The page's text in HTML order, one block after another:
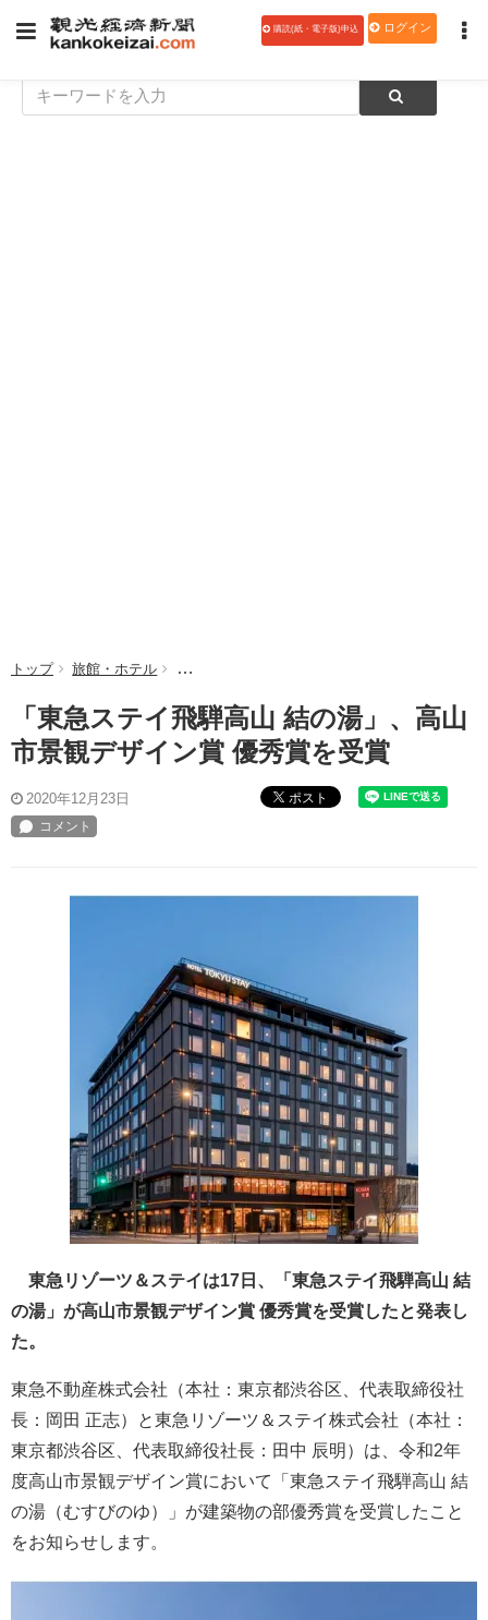
購読(紙・電子版)申込 ログイン
トップ 旅館・ホテル 「東急ステイ飛騨高山 結の湯」、高山市景観デ
「東急ステイ飛騨高山 結の湯」、高山
市景観デザイン賞 優秀賞を受賞
2020年12月23日 ポスト
東急リゾーツ＆ステイは17日、「東急ステイ飛騨高山 結
の湯」が高山市景観デザイン賞 優秀賞を受賞したと発表し
た。
東急不動産株式会社（本社：東京都渋谷区、代表取締役社
長：岡田 正志）と東急リゾーツ＆ステイ株式会社（本社：
東京都渋谷区、代表取締役社長：田中 辰明）は、令和2年
度高山市景観デザイン賞において「東急ステイ飛騨高山 結
の湯（むすびのゆ）」が建築物の部優秀賞を受賞したこと
をお知らせします。